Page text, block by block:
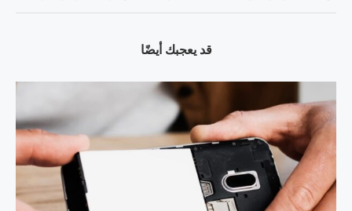
قد يعجبك أيضًا